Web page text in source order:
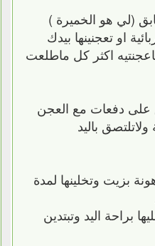
(لي هو الخميرة )
او تعجنينها بيدك
اكثر كل ماطلعت
على دفعات مع العجن
باليد
بزيت وتخلينها لمدة
براحة اليد وتبتدين